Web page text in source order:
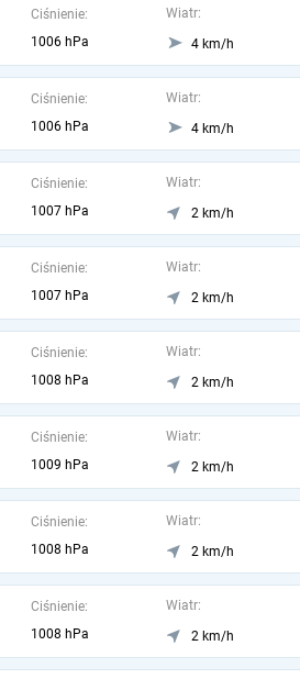
Ciśnienie:
1006 hPa
Wiatr:
4 km/h
Ciśnienie:
1006 hPa
Wiatr:
4 km/h
Ciśnienie:
1007 hPa
Wiatr:
2 km/h
Ciśnienie:
1007 hPa
Wiatr:
2 km/h
Ciśnienie:
1008 hPa
Wiatr:
2 km/h
Ciśnienie:
1009 hPa
Wiatr:
2 km/h
Ciśnienie:
1008 hPa
Wiatr:
2 km/h
Ciśnienie:
1008 hPa
Wiatr:
2 km/h